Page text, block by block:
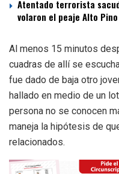
Atentado terrorista
volaron el peaje Alto
Al menos 15 minutos
cuadras de allí se
fue dado de baja otro
hallado en medio de un
persona no se conocen
maneja la hipótesis de
relacionados.